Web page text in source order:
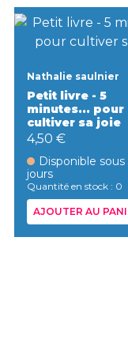
Nathalie saulnier
Petit livre - 5
minutes... pour
cultiver sa joie
4,50 €
Disponible sous
jours
Quantité en stock : 0
AJOUTER AU